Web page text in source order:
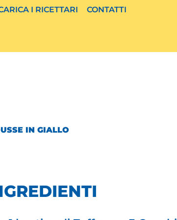
I RICETTARI CONTATTI
IN GIALLO